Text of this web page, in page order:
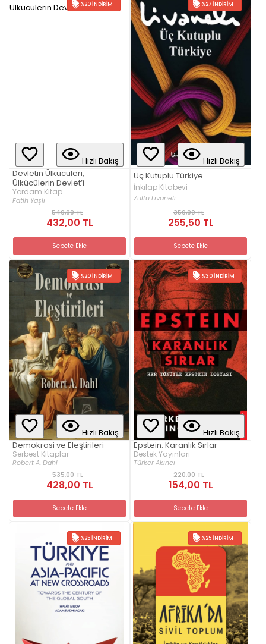
%20 İNDIRIM
Hızlı Bakış
Devletin Ülkücüleri,
Ülkücülerin Devlet’i
Yordam Kitap
Fatih Yaşlı
540,00 TL
432,00 TL
Sepete Ekle
%27 İNDIRIM
Hızlı Bakış
Üç Kutuplu Türkiye
İnkılap Kitabevi
Zülfü Livaneli
350,00 TL
255,50 TL
Sepete Ekle
%20 İNDIRIM
Hızlı Bakış
Demokrasi ve Eleştirileri
Serbest Kitaplar
Robert A. Dahl
535,00 TL
428,00 TL
Sepete Ekle
%30 İNDIRIM
Hızlı Bakış
Epstein: Karanlık Sırlar
Destek Yayınları
Türker Akıncı
220,00 TL
154,00 TL
Sepete Ekle
%25 İNDIRIM %25 İNDIRIM